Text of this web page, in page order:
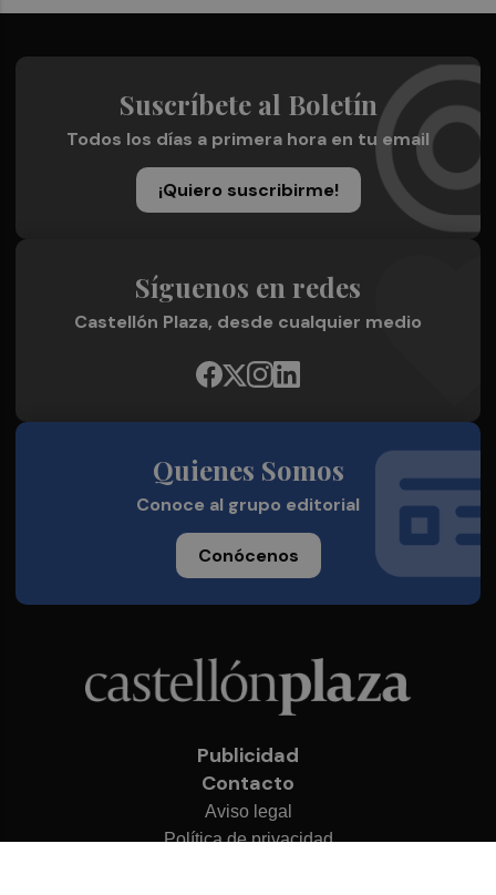
Suscríbete al Boletín
Todos los días a primera hora en tu email
¡Quiero suscribirme!
Síguenos en redes
Castellón Plaza, desde cualquier medio
Quienes Somos
Conoce al grupo editorial
Conócenos
Publicidad
Contacto
Aviso legal
Política de privacidad